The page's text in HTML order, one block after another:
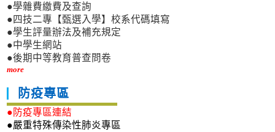
●學雜費繳費及查詢
●四技二專【甄選入學】校系代碼填寫
●學生評量辦法及補充規定
●中學生網站
●後期中等教育普查問卷
more
防疫專區
●防疫專區連結
●嚴重特殊傳染性肺炎專區